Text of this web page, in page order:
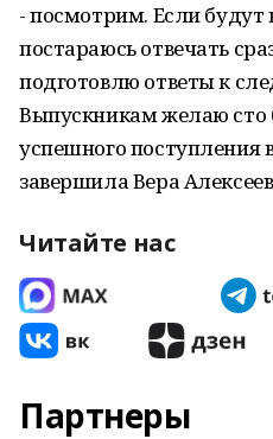
- посмотрим. Если будут
постараюсь отвечать
подготовлю ответы к
Выпускникам желаю сто
успешного поступления
завершила Вера
Читайте нас
Партнеры